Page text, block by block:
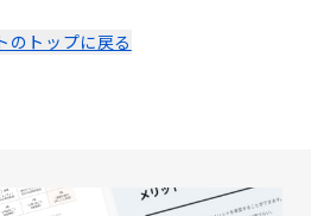
た。
のトップに戻る